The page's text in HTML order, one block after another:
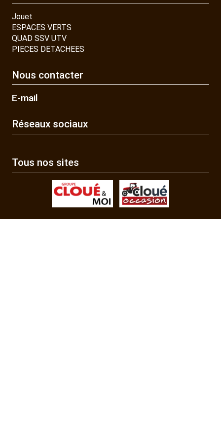
Jouet
ESPACES VERTS
QUAD SSV UTV
PIECES DETACHEES
Nous contacter
E-mail
Réseaux sociaux
Tous nos sites